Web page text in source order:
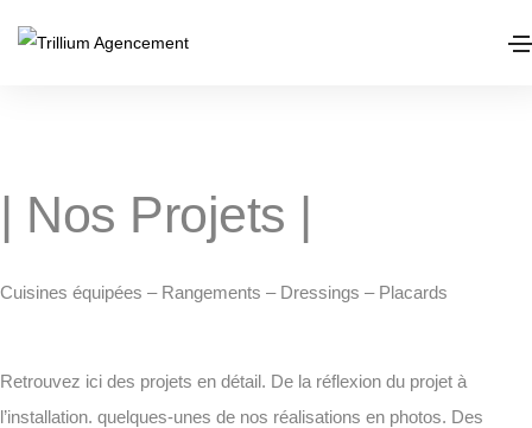
| Nos Projets |​
Cuisines équipées – Rangements – Dressings – Placards
Retrouvez ici des projets en détail. De la réflexion du projet à
l’installation. quelques-unes de nos réalisations en photos. Des